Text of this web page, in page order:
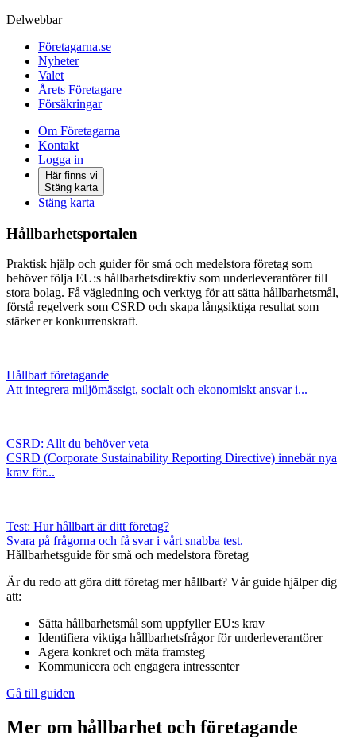
Delwebbar
Företagarna.se
Nyheter
Valet
Årets Företagare
Försäkringar
Om Företagarna
Kontakt
Logga in
Här finns vi
Stäng karta
Stäng karta
Hållbarhetsportalen
Praktisk hjälp och guider för små och medelstora företag som
behöver följa EU:s hållbarhetsdirektiv som underleverantörer till
stora bolag. Få vägledning och verktyg för att sätta hållbarhetsmål,
förstå regelverk som CSRD och skapa långsiktiga resultat som
stärker er konkurrenskraft.
Hållbart företagande
Att integrera miljömässigt, socialt och ekonomiskt ansvar i...
CSRD: Allt du behöver veta
CSRD (Corporate Sustainability Reporting Directive) innebär nya
krav för...
Test: Hur hållbart är ditt företag?
Svara på frågorna och få svar i vårt snabba test.
Hållbarhetsguide för små och medelstora företag
Är du redo att göra ditt företag mer hållbart? Vår guide hjälper dig
att:
Sätta hållbarhetsmål som uppfyller EU:s krav
Identifiera viktiga hållbarhetsfrågor för underleverantörer
Agera konkret och mäta framsteg
Kommunicera och engagera intressenter
Gå till guiden
Mer om hållbarhet och företagande